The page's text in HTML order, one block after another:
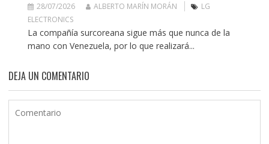
28/07/2026 ALBERTO MARÍN MORÁN
LG
ELECTRONICS
La compañía surcoreana sigue más que nunca de la
mano con Venezuela, por lo que realizará...
DEJA UN COMENTARIO